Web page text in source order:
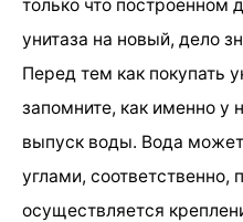
только что построенном
унитаза на новый, дело
Перед тем как покупать
запомните, как именно у
выпуск воды. Вода
углами, соответственно,
осуществляется